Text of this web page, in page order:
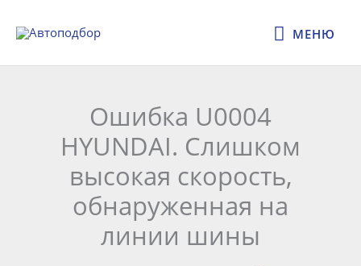
МЕНЮ
МЕНЮ
Ошибка U0004
HYUNDAI. Слишком
высокая скорость,
обнаруженная на
линии шины